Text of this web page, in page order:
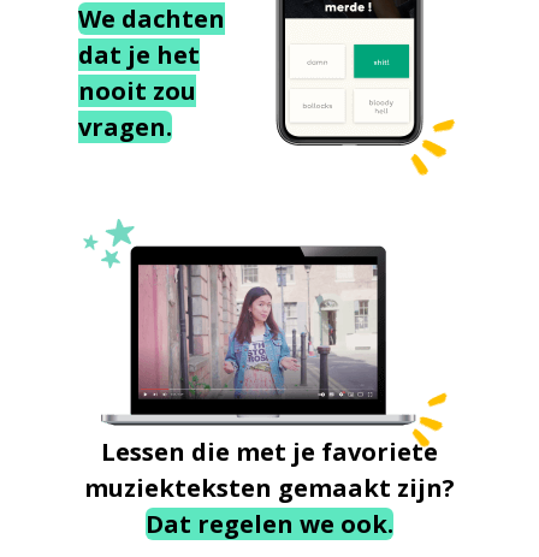
We dachten
dat je het
nooit zou
vragen.
Lessen die met je favoriete
muziekteksten gemaakt zijn?
Dat regelen we ook.